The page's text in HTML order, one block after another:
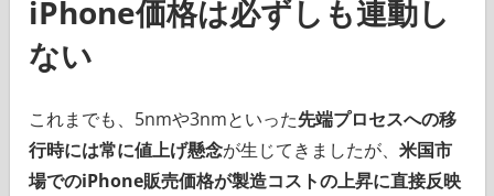
iPhone価格は必ずしも連動し
ない
これまでも、5nmや3nmといった先端プロセスへの移
行時には常に値上げ懸念が生じてきましたが、 米国市
場でのiPhone販売価格が製造コストの上昇に直接反映